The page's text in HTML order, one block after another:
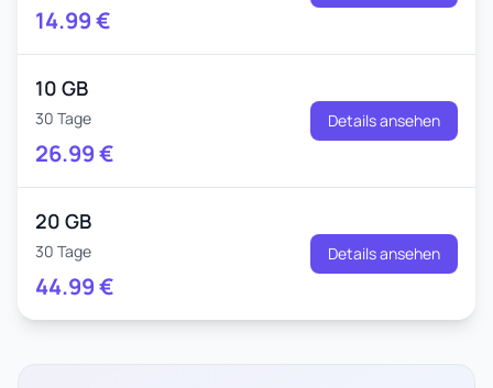
14.99€
10 GB
30 Tage
26.99€
Details ansehen
20 GB
30 Tage
44.99€
Details ansehen